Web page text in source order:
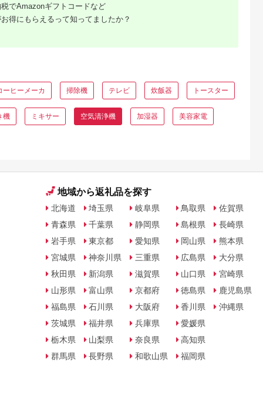
でAmazonギフトコードなど
得にもらえるって知ってましたか？
ーヒーメーカ 掃除機 テレビ 炊飯器 トースター
機 ミキサー 空気清浄機 加湿器 美容家電
地域から返礼品を探す
北海道
青森県
岩手県
宮城県
秋田県
山形県
福島県
茨城県
栃木県
群馬県
埼玉県
千葉県
東京都
神奈川県
新潟県
富山県
石川県
福井県
山梨県
長野県
岐阜県
静岡県
愛知県
三重県
滋賀県
京都府
大阪府
兵庫県
奈良県
和歌山県
鳥取県
島根県
岡山県
広島県
山口県
徳島県
香川県
愛媛県
高知県
福岡県
佐賀県
長崎県
熊本県
大分県
宮崎県
鹿児島県
沖縄県